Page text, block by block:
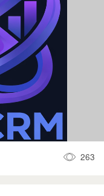
263